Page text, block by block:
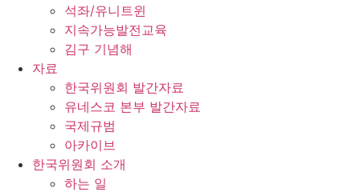
석좌/유니트윈
지속가능발전교육
김구 기념해
자료
한국위원회 발간자료
유네스코 본부 발간자료
국제규범
아카이브
한국위원회 소개
하는 일